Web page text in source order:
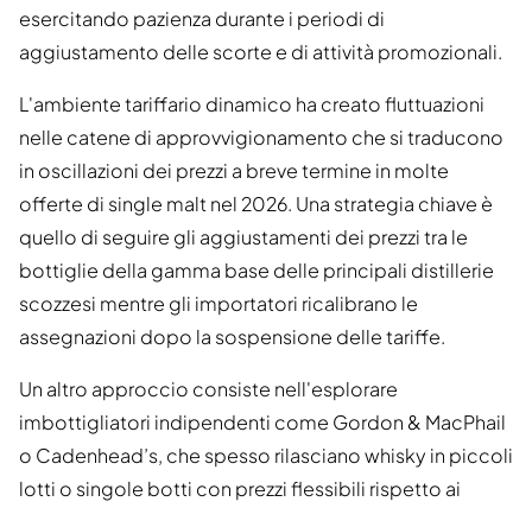
esercitando pazienza durante i periodi di
aggiustamento delle scorte e di attività promozionali.
L'ambiente tariffario dinamico ha creato fluttuazioni
nelle catene di approvvigionamento che si traducono
in oscillazioni dei prezzi a breve termine in molte
offerte di single malt nel 2026. Una strategia chiave è
quello di seguire gli aggiustamenti dei prezzi tra le
bottiglie della gamma base delle principali distillerie
scozzesi mentre gli importatori ricalibrano le
assegnazioni dopo la sospensione delle tariffe.
Un altro approccio consiste nell'esplorare
imbottigliatori indipendenti come Gordon & MacPhail
o Cadenhead’s, che spesso rilasciano whisky in piccoli
lotti o singole botti con prezzi flessibili rispetto ai